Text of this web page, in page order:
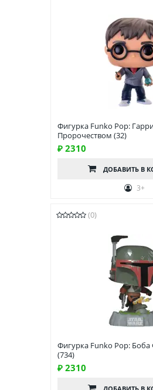
Фигурка Funko Pop:
Пророчеством (32)
₽ 2310
ДОБАВИТЬ В
3+
(0)
Фигурка Funko Pop: Боба
(734)
₽ 2310